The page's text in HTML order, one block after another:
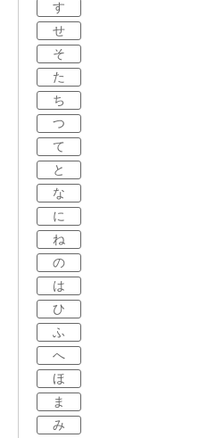
す
せ
そ
た
ち
つ
て
と
な
に
ね
の
は
ひ
ふ
へ
ほ
ま
み